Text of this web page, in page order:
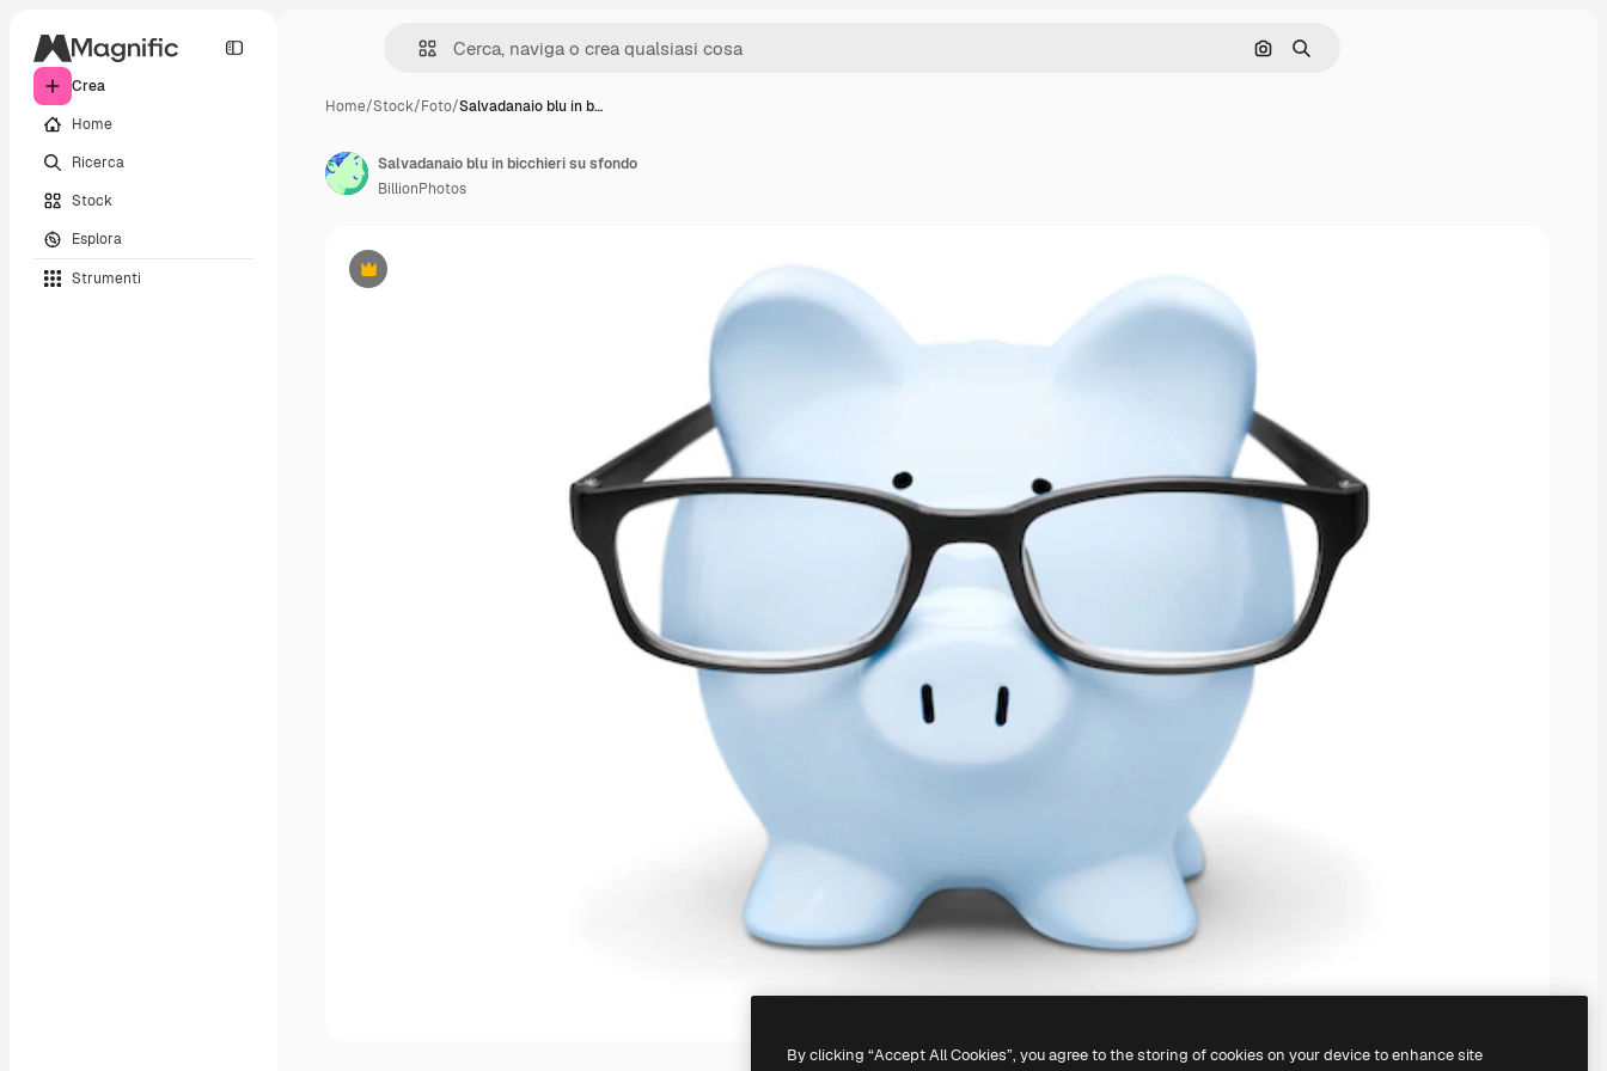
Crea
Home
Ricerca
Stock
Esplora
Strumenti
Cerca per immagine
Ricerca
Home/Stock/Foto/Salvadanaio blu in b…
Premium
Salvadanaio blu in bicchieri su sfondo
BillionPhotos
By clicking “Accept All Cookies”, you agree to the storing of cookies on your device to enhance site